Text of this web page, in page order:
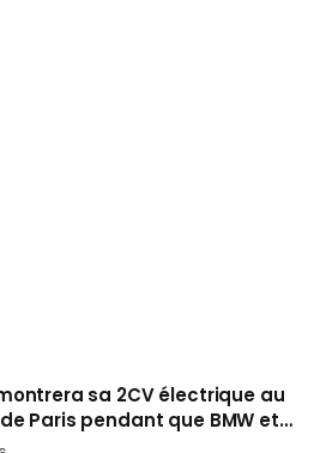
sa 2CV électrique au
Paris pendant que BMW et
le salon